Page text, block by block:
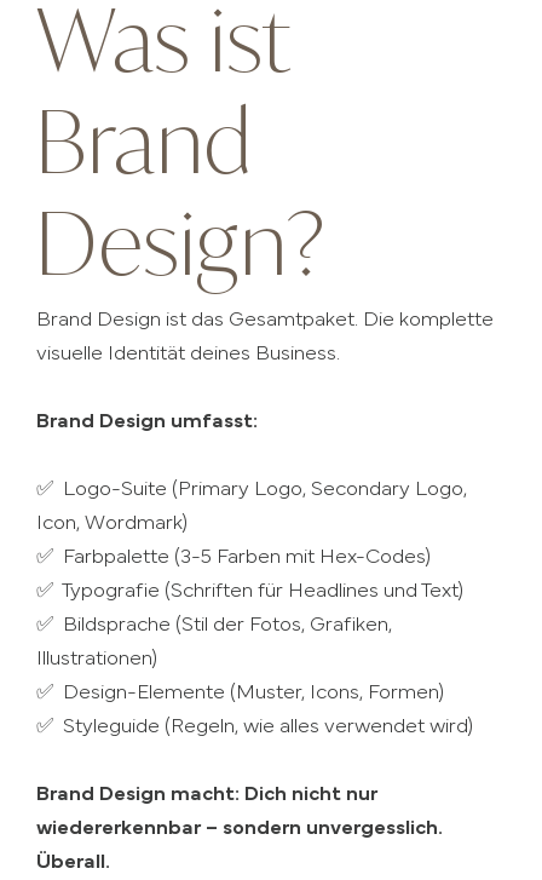
Was ist
Brand
Design?
Brand Design ist das Gesamtpaket. Die komplette
visuelle Identität deines Business.
Brand Design umfasst:
✅ Logo-Suite (Primary Logo, Secondary Logo,
Icon, Wordmark)
✅ Farbpalette (3-5 Farben mit Hex-Codes)
✅ Typografie (Schriften für Headlines und Text)
✅ Bildsprache (Stil der Fotos, Grafiken,
Illustrationen)
✅ Design-Elemente (Muster, Icons, Formen)
✅ Styleguide (Regeln, wie alles verwendet wird)
Brand Design macht: Dich nicht nur
wiedererkennbar – sondern unvergesslich.
Überall.